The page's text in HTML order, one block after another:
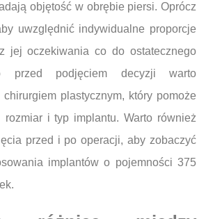
objętość w obrębie piersi. Oprócz
uwzględnić indywidualne proporcje
jej oczekiwania co do ostatecznego
przed podjęciem decyzji warto
plastycznym, który pomoże
rozmiar i typ implantu. Warto również
przed i po operacji, aby zobaczyć
implantów o pojemności 375